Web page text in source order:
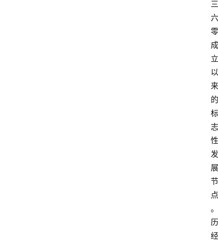
三
六
零
成
立
以
来
的
标
志
性
发
展
节
点
。
历
经